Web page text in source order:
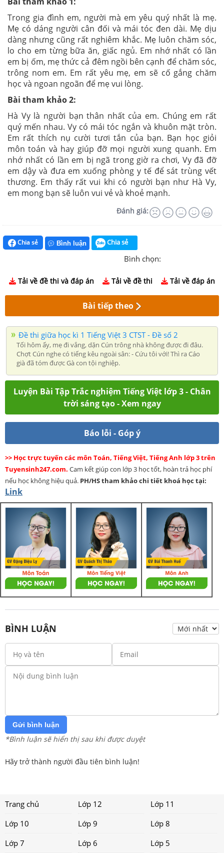
Trong gia đình em, người mà em yêu quý nhất là mẹ.
Mẹ có dáng người cân đối và mái tóc đen dài. Mẹ dịu
dàng nhưng cũng rất nghiêm khắc. Mẹ luôn chăm sóc,
lo cho em từng bữa ăn, giấc ngủ. Em nhớ nhất có lần
em bị ốm, mẹ thức cả đêm ngồi bên cạnh để chăm sóc,
trông nom em. Em rất yêu mẹ, em sẽ cố gắng chăm
học và ngoan ngoãn để mẹ vui lòng.
Bài tham khảo 2:
Hà Vy là người bạn thân nhất của em. Chúng em rất
quý mến nhau. Vy có mái tóc ngắn và khuôn mặt tròn.
Em rất thích nụ cười tươi tắn của bạn. Bạn học giỏi
môn toán và hay giúp đỡ mọi người xung quanh. Em
nhớ nhất có lần em bị ngã trong giờ ra chơi, Vy đã đỡ
em dậy và đưa em xuống phòng y tế để sát trùng vết
thương. Em thấy rất vui khi có người bạn như Hà Vy,
em mong bạn sẽ luôn vui vẻ và khoẻ mạnh.
Đánh giá:
Chia sẻ Bình luận Chia sẻ
Bình chọn:
Tải về đề thi và đáp án Tải về đề thi Tải về đáp án
Bài tiếp theo
Đề thi giữa học kì 1 Tiếng Việt 3 CTST - Đề số 2
Tối hôm ấy, mẹ đi vắng, dặn Cún trông nhà không được đi đâu.
Chợt Cún nghe có tiếng kêu ngoài sân: - Cứu tôi với! Thì ra Cáo
già đã tóm được Gà con tội nghiệp.
Luyện Bài Tập Trắc nghiệm Tiếng Việt lớp 3 - Chân
trời sáng tạo - Xem ngay
Báo lỗi - Góp ý
>> Học trực tuyến các môn Toán, Tiếng Việt, Tiếng Anh lớp 3 trên
Tuyensinh247.com. Cam kết giúp con lớp 3 học tốt, hoàn trả học phí
nếu học không hiệu quả. PH/HStham khảo chi tiết khoá học tại:
Link
BÌNH LUẬN
Gửi bình luận
*Bình luận sẽ hiển thị sau khi được duyệt
Hãy trở thành người đầu tiên bình luận!
Trang chủ Lớp 12
Lớp 11
Lớp 10
Lớp 9
Lớp 8
Lớp 7
Lớp 6 Lớp 5